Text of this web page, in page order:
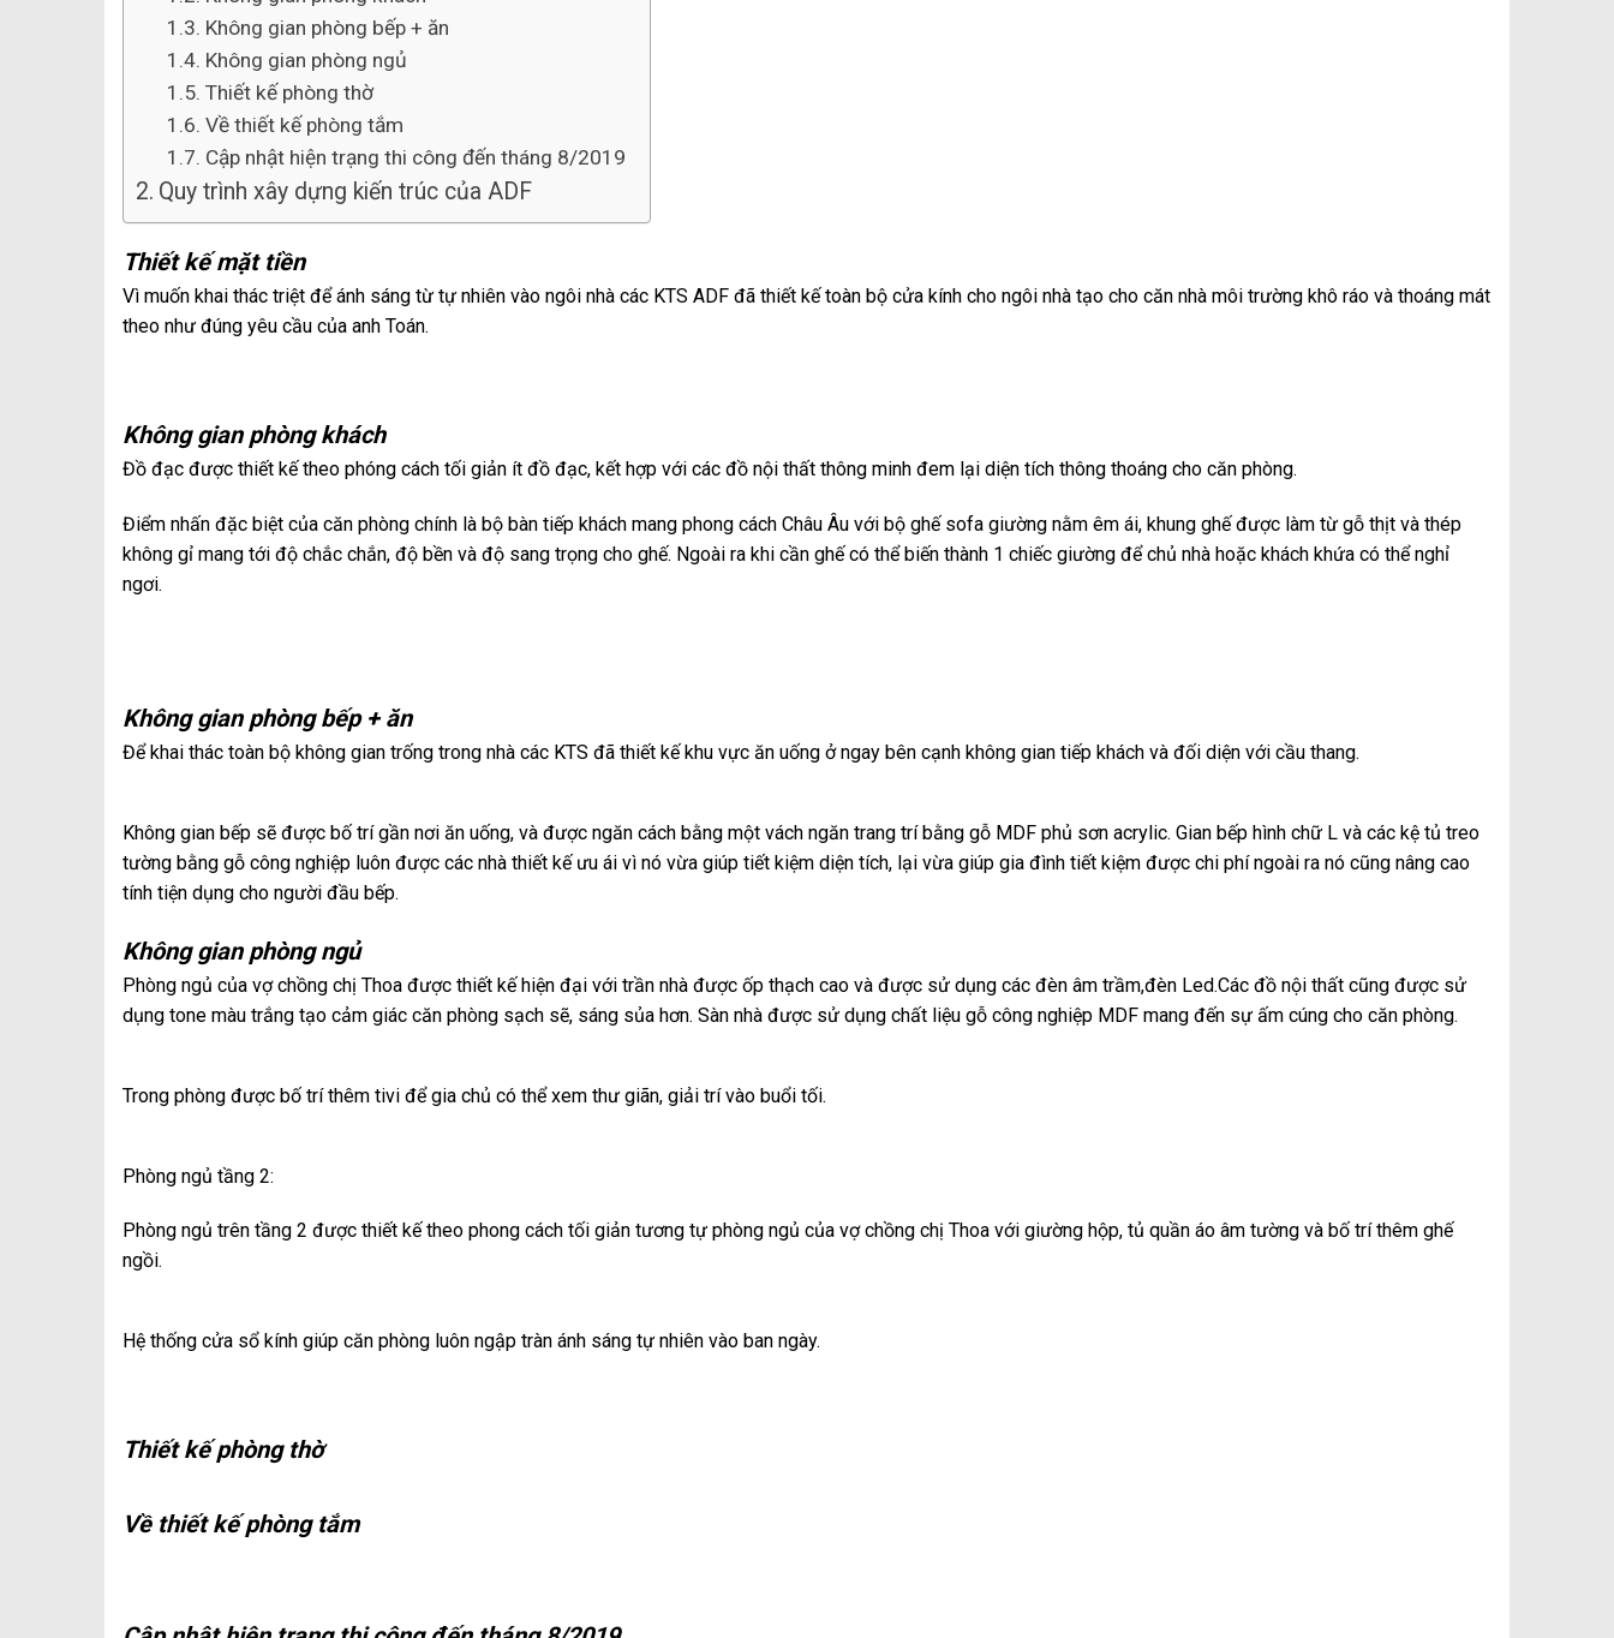
Không gian phòng bếp + ăn
Không gian phòng ngủ
Thiết kế phòng thờ
Về thiết kế phòng tắm
Cập nhật hiện trạng thi công đến tháng 8/2019
Quy trình xây dựng kiến trúc của ADF
Thiết kế mặt tiền
Vì muốn khai thác triệt để ánh sáng từ tự nhiên vào ngôi nhà các KTS ADF đã thiết kế toàn bộ cửa kính cho ngôi nhà tạo cho căn nhà môi trường khô ráo và thoáng mát
theo như đúng yêu cầu của anh Toán.
Không gian phòng khách
Đồ đạc được thiết kế theo phóng cách tối giản ít đồ đạc, kết hợp với các đồ nội thất thông minh đem lại diện tích thông thoáng cho căn phòng.
Điểm nhấn đặc biệt của căn phòng chính là bộ bàn tiếp khách mang phong cách Châu Âu với bộ ghế sofa giường nằm êm ái, khung ghế được làm từ gỗ thịt và thép
không gỉ mang tới độ chắc chắn, độ bền và độ sang trọng cho ghế. Ngoài ra khi cần ghế có thể biến thành 1 chiếc giường để chủ nhà hoặc khách khứa có thể nghỉ
ngơi.
Không gian phòng bếp + ăn
Để khai thác toàn bộ không gian trống trong nhà các KTS đã thiết kế khu vực ăn uống ở ngay bên cạnh không gian tiếp khách và đối diện với cầu thang.
Không gian bếp sẽ được bố trí gần nơi ăn uống, và được ngăn cách bằng một vách ngăn trang trí bằng gỗ MDF phủ sơn acrylic. Gian bếp hình chữ L và các kệ tủ treo
tường bằng gỗ công nghiệp luôn được các nhà thiết kế ưu ái vì nó vừa giúp tiết kiệm diện tích, lại vừa giúp gia đình tiết kiệm được chi phí ngoài ra nó cũng nâng cao
tính tiện dụng cho người đầu bếp.
Không gian phòng ngủ
Phòng ngủ của vợ chồng chị Thoa được thiết kế hiện đại với trần nhà được ốp thạch cao và được sử dụng các đèn âm trầm,đèn Led.Các đồ nội thất cũng được sử
dụng tone màu trắng tạo cảm giác căn phòng sạch sẽ, sáng sủa hơn. Sàn nhà được sử dụng chất liệu gỗ công nghiệp MDF mang đến sự ấm cúng cho căn phòng.
Trong phòng được bố trí thêm tivi để gia chủ có thể xem thư giãn, giải trí vào buổi tối.
Phòng ngủ tầng 2:
Phòng ngủ trên tầng 2 được thiết kế theo phong cách tối giản tương tự phòng ngủ của vợ chồng chị Thoa với giường hộp, tủ quần áo âm tường và bố trí thêm ghế
ngồi.
Hệ thống cửa sổ kính giúp căn phòng luôn ngập tràn ánh sáng tự nhiên vào ban ngày.
Thiết kế phòng thờ
Về thiết kế phòng tắm